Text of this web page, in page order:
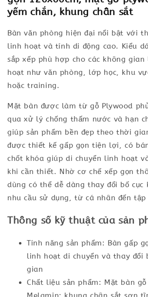
yếm chắn, khung chân sắt
Bàn văn phòng hiện đại nổi bật với
linh hoạt và tính di động cao. Kiểu
sắp xếp phù hợp cho các không
hoạt như văn phòng, lớp học, khu
hoặc training.
Mặt bàn được làm từ gỗ Plywood
qua xử lý chống thấm nước và hạn
giúp sản phẩm bền đẹp theo thời
được thiết kế gấp gọn tiện lợi, có
chốt khóa giúp di chuyển linh hoạt
khi cần thiết. Nhờ cơ chế xếp gọn
dùng có thể dễ dàng thay đổi bố cục
nhu cầu sử dụng, từ cá nhân đến tập
Thông số kỹ thuật của sản
Tính năng sản phẩm: Bàn gấp
linh hoạt di chuyển và thay đổi
gian
Chất liệu sản phẩm: Mặt bàn